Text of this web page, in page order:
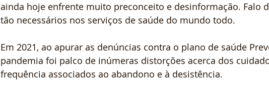
ainda hoje enfrente muito preconceito e desinformação. Falo
tão necessários nos serviços de saúde do mundo todo.
Em 2021, ao apurar as denúncias contra o plano de saúde
pandemia foi palco de inúmeras distorções acerca dos
frequência associados ao abandono e à desistência.